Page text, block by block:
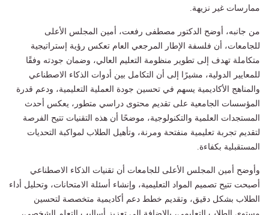
ممارسات غير نزيهة.
من جانبه، أوضح الدكتور مصطفى رفعت، أمين المجلس الأعلى
للجامعات، أن فلسفة الإطار المرجعي العام تعكس رؤية إستراتيجية
متكاملة تهدف إلى تطوير منظومة التعليم العالي، وضمان جودته وفقًا
للمعايير الدولية، مشيرًا إلى أن التكامل بين أدوات الذكاء الاصطناعي
والمناهج الأكاديمية يسهم في تحسين جودة العملية التعليمية، ودعم قدرة
المؤسسات الجامعية على تقديم محتوى دراسي متطور، يعكس أحدث
المستجدات العلمية والتكنولوجية، موضحًا أن هذه التقنيات تتيح الفرصة
لتقديم تجربة تعليمية منفتحة ومرنة، وتأهيل الطلاب لمواكبة التحديات
المستقبلية بكفاءة.
وأوضح أمين المجلس الأعلى للجامعات أن تقنيات الذكاء الاصطناعي
أصبحت تتيح تصميم المواد التعليمية، وإنشاء أسئلة الامتحانات، وتحليل أداء
الطلاب بشكل دقيق، وتقديم خطط دعم أكاديمية متخصصة لتحسين